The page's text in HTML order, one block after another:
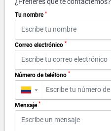
Tu nombre *
Correo electrónico *
Número de teléfono *
▼
Mensaje *